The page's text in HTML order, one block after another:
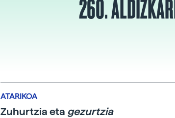
260.
ATARIKOA
Zuhurtzia eta gezurtzia